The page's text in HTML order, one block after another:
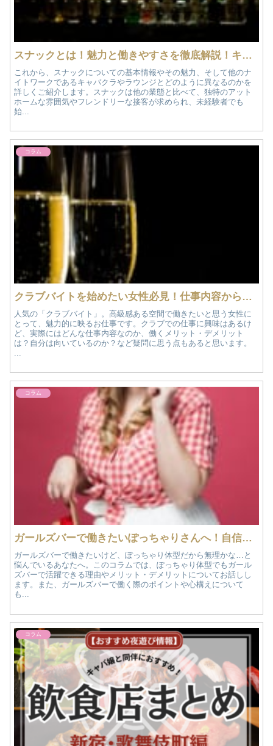
スナックとは！魅力と働きやすさを徹底解説！キャバクラやラウンジとの違いも比較
これから、スナックについての基本情報やその魅力、そして他のナ
イトワークであるキャバクラやラウンジとどのように異なるのかを
詳しくご紹介します。スナックは他の業態と比べて、独特のアット
ホームな雰囲気やフレンドリーな接客が求められ、未経験者でも
始...
コラム
クラブバイトを始めたい女性必見！仕事内容からメリット・デメリットまで徹底解説
人気の「クラブバイト」。高級感ある空間で働きたいと思う女性に
とって、魅力的に映るお仕事です。クラブでの仕事に興味はあるけ
ど、実際にはどんな仕事内容なのか、働くメリット・デメリット
は？自分は向いているのか？など疑問に思う点もあると思います。
コラム
ガールズバーで働きたいぽっちゃりさんへ！自信を持って輝く方法
ガールズバーで働きたいけど、ぽっちゃり体型だから無理かな…と
悩んでいるあなたへ。このコラムでは、ぽっちゃり体型でもガール
ズバーで活躍できる理由やメリット・デメリットについてお話しし
ます。また、ガールズバーで働く際のポイントや心構えについて
も...
コラム